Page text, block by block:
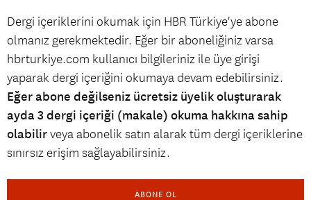
Dergi içeriklerini okumak için HBR Türkiye'ye abone
olmanız gerekmektedir. Eğer bir aboneliğiniz varsa
hbrturkiye.com kullanıcı bilgileriniz ile üye girişi
yaparak dergi içeriğini okumaya devam edebilirsiniz.
Eğer abone değilseniz ücretsiz üyelik oluşturarak
ayda 3 dergi içeriği (makale) okuma hakkına sahip
olabilirveya abonelik satın alarak tüm dergi içeriklerine
sınırsız erişim sağlayabilirsiniz.
ABONE OL